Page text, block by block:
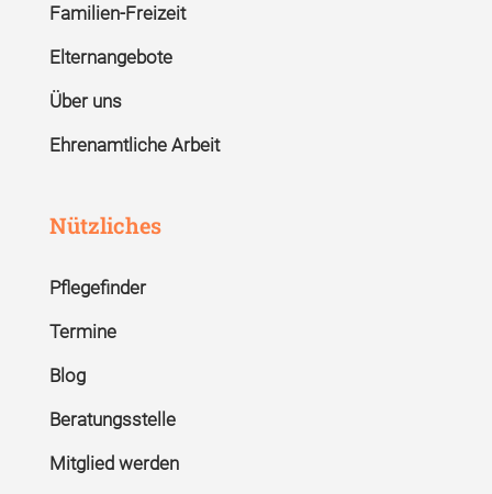
Familien-Freizeit
Elternangebote
Über uns
Ehrenamtliche Arbeit
Nützliches
Pflegefinder
Termine
Blog
Beratungsstelle
Mitglied werden